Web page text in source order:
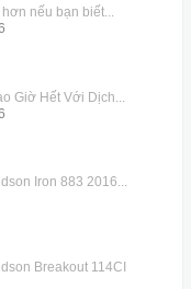
nếu bạn biết...
Giờ Hết Với Dịch...
Iron 883 2016...
Breakout 114CI